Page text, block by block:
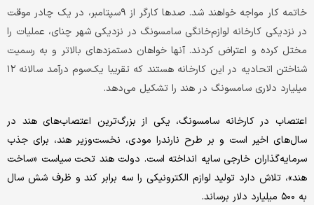
خاتمه کار مواجه خواهند شد. صدها کارگر از ۹سپتامبر، در یک چادر موقت
در نزدیکی کارخانه لوازم‌خانگی سامسونگ در نزدیکی شهر چنای، عملیات را
مختل کرده و اعتراض کردند. آنها خواهان دستمزدهای بالاتر و به رسمیت
شناختن اتحادیه در این کارخانه هستند که تقریبا یک‌سوم درآمد سالانه ۱۲
میلیارد دلاری سامسونگ در هند را تشکیل می‌دهد.
اعتصاب در کارخانه سامسونگ، یکی از بزرگ‌ترین اعتصاب‌های هند در
سال‌های اخیر است و بر طرح نارندرا مودی، نخست‌وزیر هند، برای جذب
سرمایه‌گذاران خارجی سایه انداخته است. دولت هند تحت سیاست «ساخت
هند»، تلاش دارد تولید لوازم الکترونیکی را سه ‌برابر کند و ظرف شش سال
به ۵۰۰ میلیارد دلار برساند.